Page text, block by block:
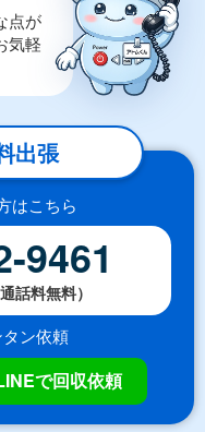
点が
気軽
出張
はこちら
9461
話料無料）
ン依頼
で回収依頼